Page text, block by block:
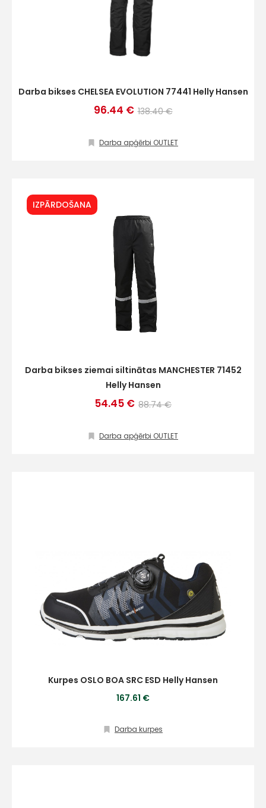
Darba bikses CHELSEA EVOLUTION 77441 Helly Hansen
96.44 € 138.40 €
Darba apģērbi OUTLET
IZPĀRDOŠANA
Darba bikses ziemai siltinātas MANCHESTER 71452
Helly Hansen
54.45 € 88.74 €
Darba apģērbi OUTLET
Kurpes OSLO BOA SRC ESD Helly Hansen
167.61 €
Darba kurpes